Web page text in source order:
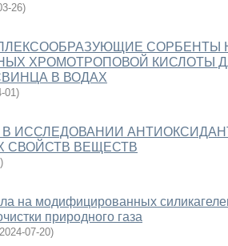
26)
СОРБЕНТЫ
ХРОМОТРОПОВОЙ КИСЛОТЫ
В ВОДАХ
01)
ИССЛЕДОВАНИИ
СВОЙСТВ ВЕЩЕСТВ
)
на модифицированных
природного газа
2024-07-20)